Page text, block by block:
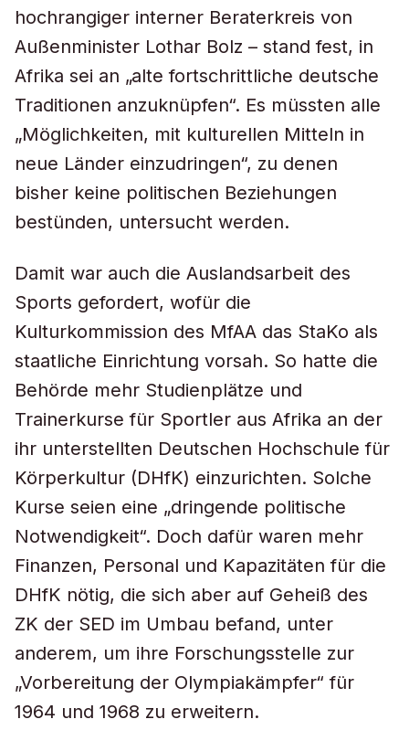
hochrangiger interner Beraterkreis von
Außenminister Lothar Bolz – stand fest, in
Afrika sei an „alte fortschrittliche deutsche
Traditionen anzuknüpfen“. Es müssten alle
„Möglichkeiten, mit kulturellen Mitteln in
neue Länder einzudringen“, zu denen
bisher keine politischen Beziehungen
bestünden, untersucht werden.
Damit war auch die Auslandsarbeit des
Sports gefordert, wofür die
Kulturkommission des MfAA das StaKo als
staatliche Einrichtung vorsah. So hatte die
Behörde mehr Studienplätze und
Trainerkurse für Sportler aus Afrika an der
ihr unterstellten Deutschen Hochschule für
Körperkultur (DHfK) einzurichten. Solche
Kurse seien eine „dringende politische
Notwendigkeit“. Doch dafür waren mehr
Finanzen, Personal und Kapazitäten für die
DHfK nötig, die sich aber auf Geheiß des
ZK der SED im Umbau befand, unter
anderem, um ihre Forschungsstelle zur
„Vorbereitung der Olympiakämpfer“ für
1964 und 1968 zu erweitern.